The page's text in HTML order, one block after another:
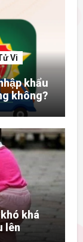
Vi
khẩu
không?
khá
lên